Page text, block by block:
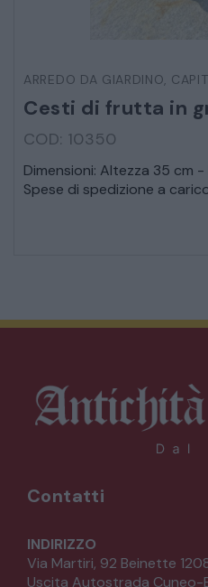
ARREDO DA GIARDINO,
Cesti di frutta in
COD: 10350
Dimensioni: Altezza 35 cm
Spese di spedizione a
Contatti
INDIRIZZO
Via Martiri, 92 Beinette
Uscita Autostrada Cuneo-